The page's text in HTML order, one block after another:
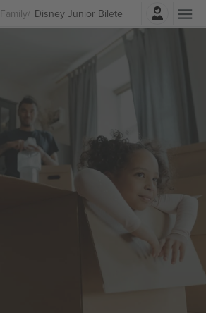
Family Disney Junior Bilete
Autentificare